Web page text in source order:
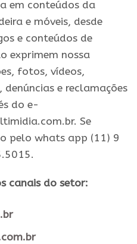
em conteúdos da
e móveis, desde
e conteúdos de
exprimem nossa
fotos, vídeos,
e reclamações
do e-
Se
pelo whats app (11) 9
canais do setor: